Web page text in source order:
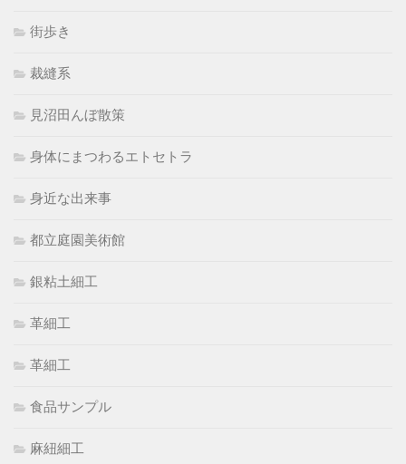
街歩き
裁縫系
見沼田んぼ散策
身体にまつわるエトセトラ
身近な出来事
都立庭園美術館
銀粘土細工
革細工
革細工
食品サンプル
麻紐細工